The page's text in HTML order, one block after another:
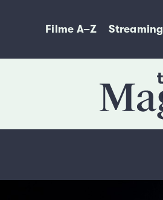
Filme A–Z Streaming